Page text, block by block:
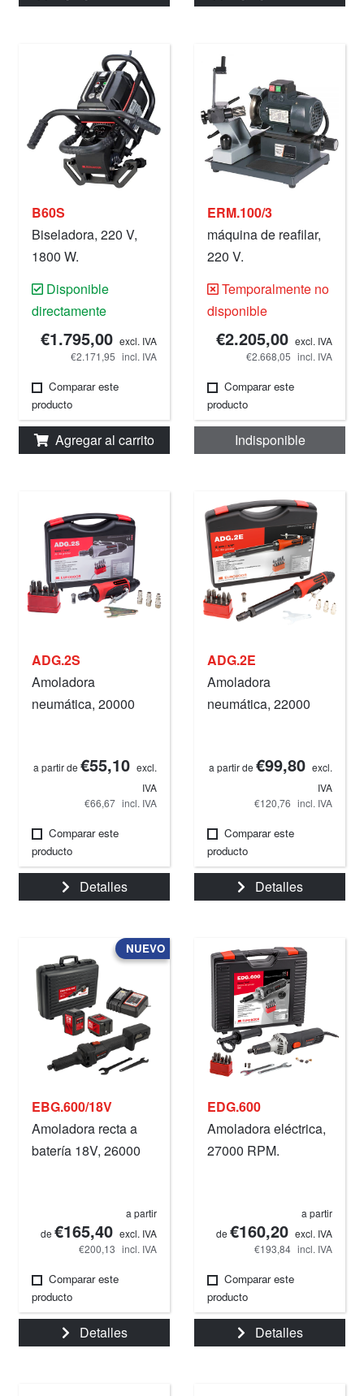
B60S
Biseladora, 220 V,
1800 W.
Disponible
directamente
€1.795,00 excl. IVA
€2.171,95 incl. IVA
Comparar este
producto
Agregar al carrito
ERM.100/3
máquina de reafilar,
220 V.
Temporalmente no
disponible
€2.205,00 excl. IVA
€2.668,05 incl. IVA
Comparar este
producto
Indisponible
ADG.2S
Amoladora
neumática, 20000
a partir de €55,10 excl.
IVA
€66,67 incl. IVA
Comparar este
producto
Detalles
ADG.2E
Amoladora
neumática, 22000
a partir de €99,80 excl.
IVA
€120,76 incl. IVA
Comparar este
producto
Detalles
NUEVO
EBG.600/18V
Amoladora recta a
batería 18V, 26000
a partir
de €165,40 excl. IVA
€200,13 incl. IVA
Comparar este
producto
Detalles
EDG.600
Amoladora eléctrica,
27000 RPM.
a partir
de €160,20 excl. IVA
€193,84 incl. IVA
Comparar este
producto
Detalles